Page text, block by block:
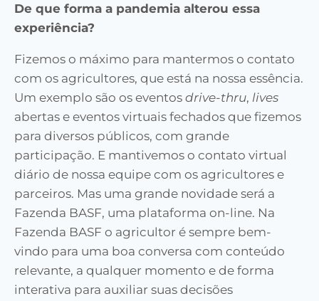
De que forma a pandemia alterou essa
experiência?
Fizemos o máximo para mantermos o contato
com os agricultores, que está na nossa essência.
Um exemplo são os eventos drive-thru, lives
abertas e eventos virtuais fechados que fizemos
para diversos públicos, com grande
participação. E mantivemos o contato virtual
diário de nossa equipe com os agricultores e
parceiros. Mas uma grande novidade será a
Fazenda BASF, uma plataforma on-line. Na
Fazenda BASF o agricultor é sempre bem-
vindo para uma boa conversa com conteúdo
relevante, a qualquer momento e de forma
interativa para auxiliar suas decisões